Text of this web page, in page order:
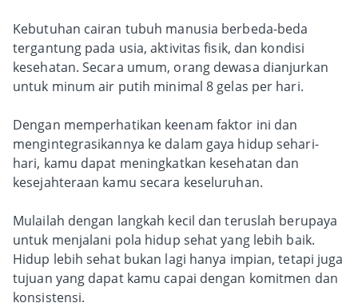
Kebutuhan cairan tubuh manusia berbeda-beda
tergantung pada usia, aktivitas fisik, dan kondisi
kesehatan. Secara umum, orang dewasa dianjurkan
untuk minum air putih minimal 8 gelas per hari.
Dengan memperhatikan keenam faktor ini dan
mengintegrasikannya ke dalam gaya hidup sehari-
hari, kamu dapat meningkatkan kesehatan dan
kesejahteraan kamu secara keseluruhan.
Mulailah dengan langkah kecil dan teruslah berupaya
untuk menjalani pola hidup sehat yang lebih baik.
Hidup lebih sehat bukan lagi hanya impian, tetapi juga
tujuan yang dapat kamu capai dengan komitmen dan
konsistensi.